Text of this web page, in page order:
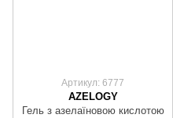
Артикул: 6777
AZELOGY
Гель з азелаїновою кислотою